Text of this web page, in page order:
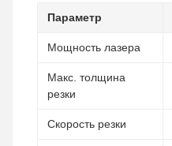
Параметр
Мощность лазера
Макс. толщина
резки
Скорость резки